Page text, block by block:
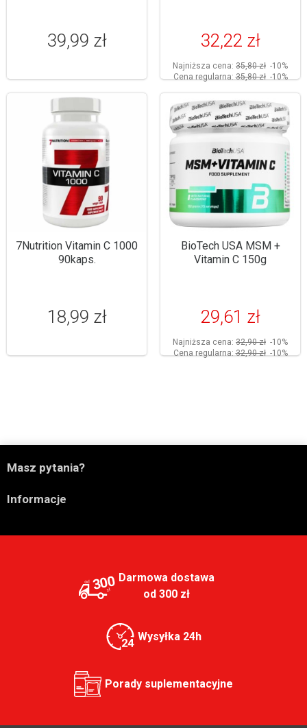
39,99 zł 32,22 zł
Najniższa cena: 35,80 zł -10%
Cena regularna:35,80 zł -10%
7Nutrition Vitamin C 1000
90kaps.
18,99 zł
BioTech USA MSM +
Vitamin C 150g
29,61 zł
Najniższa cena: 32,90 zł -10%
Cena regularna:32,90 zł -10%
Masz pytania?
Informacje
300 Darmowa dostawa
od 300 zł
Wysyłka 24h
Porady suplementacyjne